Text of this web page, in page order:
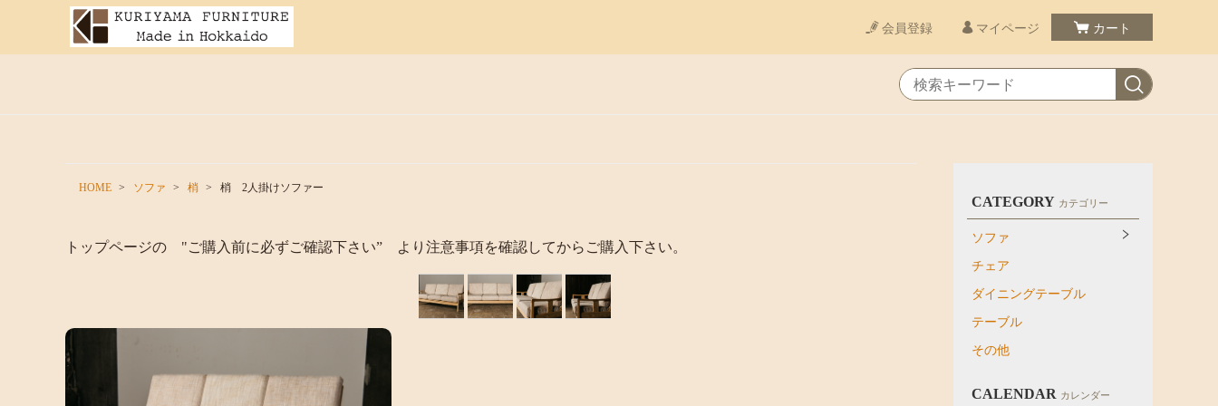
会員登録 マイページ カート
HOME ソファ 梢 梢 2人掛けソファー
トップページの "ご購入前に必ずご確認下さい” より注意事項を確認してからご購入下さい。
CATEGORY カテゴリー
ソファ
チェア
ダイニングテーブル
テーブル
その他
CALENDAR カレンダー